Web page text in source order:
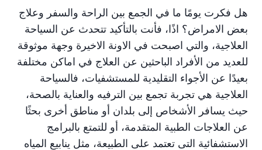
هل فكرت يومًا ما في الجمع بين الراحة والسفر وعلاج
بعض الامراض؟ اذًا، فأنت بالتأكيد تتحدث عن السياحة
العلاجية، والتي اصبحت في الاونة الاخيرة وجهة موثوقة
للعديد من الأفراد الباحثين عن العلاج في اماكن مختلفة
بعيدًا عن الأجواء التقليدية للمستشفيات، فالسياحة
العلاجية هي تجربة تجمع بين الترفيه والعناية بالصحة،
حيث يسافر الأشخاص إلى بلدان أو مناطق أخرى بحثًا
عن العلاجات الطبية المتقدمة، أو للتمتع بالبرامج
الاستشفائية التى تعتمد على الطبيعة، مثل ينابيع المياه